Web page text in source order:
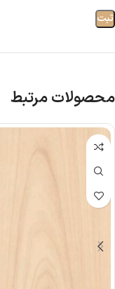
محصولات مرتبط